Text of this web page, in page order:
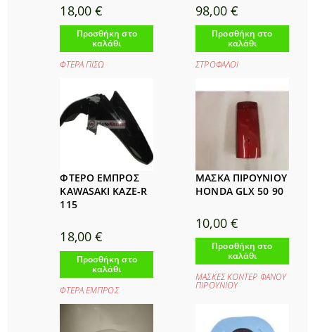
18,00€
Προσθήκη στο
καλάθι
ΦΤΕΡΑ ΠΙΣΩ
98,00 €
Προσθήκη στο
καλάθι
ΣΤΡΟΦΑΛΟΙ
ΦΤΕΡΟ ΕΜΠΡΟΣ
KAWASAKI KAZE-R
115
18,00€
Προσθήκη στο
καλάθι
ΦΤΕΡΑ ΕΜΠΡΟΣ
ΜΑΣΚΑ ΠΙΡΟΥΝΙΟΥ
HONDA GLX 50 90
10,00 €
Προσθήκη στο
καλάθι
ΜΑΣΚΕΣ ΚΟΝΤΕΡ ΦΑΝΟΥ
ΠΙΡΟΥΝΙΟΥ